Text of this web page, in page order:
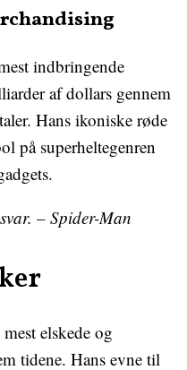
indbringende
af dollars gennem
Hans ikoniske røde
på superheltegenren
– Spider-Man
elskede og
tidene. Hans evne til